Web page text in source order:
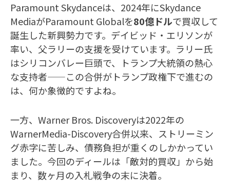
Paramount Skydanceは、2024年にSkydance
MediaがParamount Globalを80億ドルで買収して
誕生した新興勢力です。デイビッド・エリソンが
率い、父ラリーの支援を受けています。ラリー氏
はシリコンバレー巨頭で、トランプ大統領の熱心
な支持者——この合併がトランプ政権下で進むの
は、何か象徴的ですよね。
一方、Warner Bros. Discoveryは2022年の
WarnerMedia-Discovery合併以来、ストリーミン
グ赤字に苦しみ、債務負担が重くのしかかってい
ました。今回のディールは「敵対的買収」から始
まり、数ヶ月の入札戦争の末に決着。